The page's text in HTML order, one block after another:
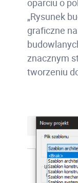
oparciu o
„Rysunek
graficzne
znacznym
tworzeniu